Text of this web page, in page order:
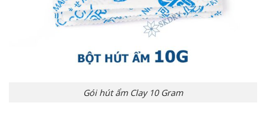
Gói hút ẩm Clay 10 Gram